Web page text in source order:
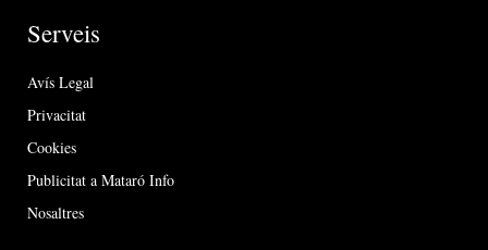
Serveis
Avís Legal
Privacitat
Cookies
Publicitat a Mataró Info
Nosaltres